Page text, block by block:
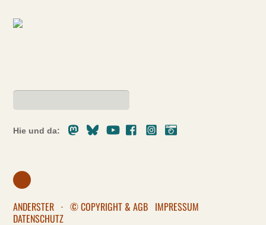
Hie und da:
MastodonBlueskyYoutubeFacebookInstagram
ANDERSTER · © COPYRIGHT & AGB IMPRESSUM
DATENSCHUTZ